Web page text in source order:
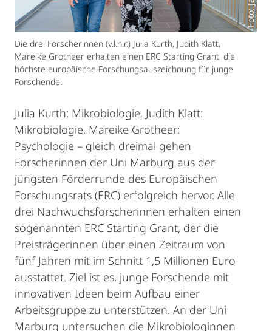
Die drei Forscherinnen (v.l.n.r.) Julia Kurth, Judith Klatt,
Mareike Grotheer erhalten einen ERC Starting Grant, die
höchste europäische Forschungsauszeichnung für junge
Forschende.
Julia Kurth: Mikrobiologie. Judith Klatt:
Mikrobiologie. Mareike Grotheer:
Psychologie – gleich dreimal gehen
Forscherinnen der Uni Marburg aus der
jüngsten Förderrunde des Europäischen
Forschungsrats (ERC) erfolgreich hervor. Alle
drei Nachwuchsforscherinnen erhalten einen
sogenannten ERC Starting Grant, der die
Preisträgerinnen über einen Zeitraum von
fünf Jahren mit im Schnitt 1,5 Millionen Euro
ausstattet. Ziel ist es, junge Forschende mit
innovativen Ideen beim Aufbau einer
Arbeitsgruppe zu unterstützen. An der Uni
Marburg untersuchen die Mikrobiologinnen